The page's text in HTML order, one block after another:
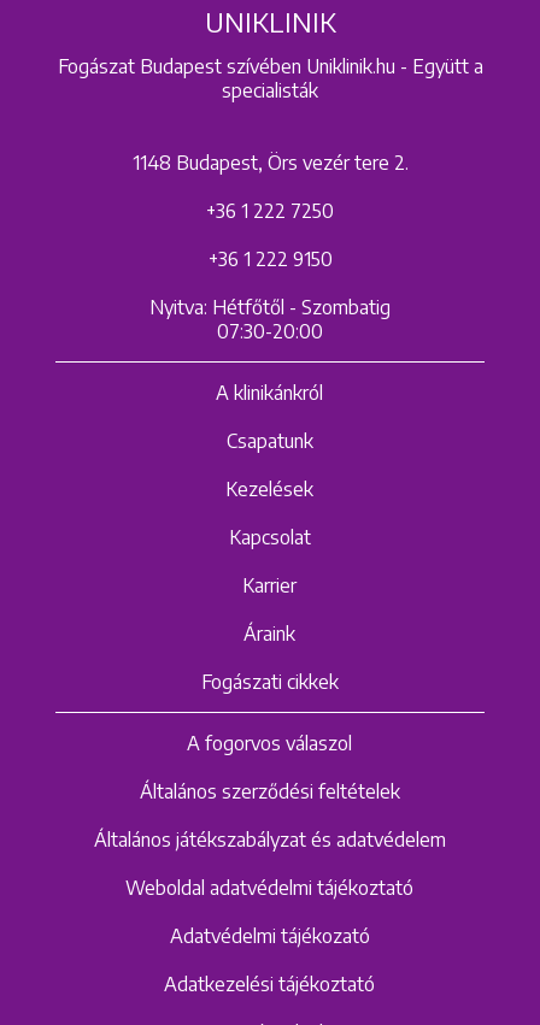
UNIKLINIK
Fogászat Budapest szívében Uniklinik.hu - Együtt a
specialisták
1148 Budapest, Örs vezér tere 2.
+36 1 222 7250
+36 1 222 9150
Nyitva: Hétfőtől - Szombatig
07:30-20:00
A klinikánkról
Csapatunk
Kezelések
Kapcsolat
Karrier
Áraink
Fogászati cikkek
A fogorvos válaszol
Általános szerződési feltételek
Általános játékszabályzat és adatvédelem
Weboldal adatvédelmi tájékoztató
Adatvédelmi tájékozató
Adatkezelési tájékoztató